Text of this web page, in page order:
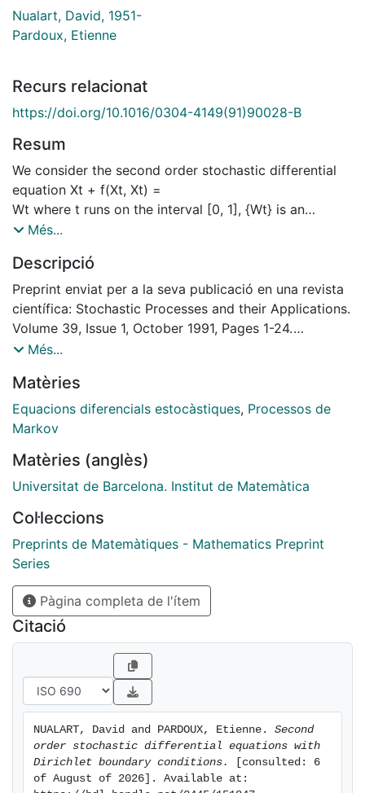
Nualart, David, 1951-
Pardoux, Etienne
Recurs relacionat
https://doi.org/10.1016/0304-4149(91)90028-B
Resum
We consider the second order stochastic differential
equation Xt + f(Xt, Xt) =
Wt where t runs on the interval [0, 1], {Wt} is an
ordinary Brownian motion and we impose
b. We show pathwise existence
and uniqueness of a solution assuming sorne
smoothness and monotonicity conditions on
f, and we study the Markov property of the solution
using an extended version of the
Més...
Descripció
Preprint enviat per a la seva publicació en una revista
científica: Stochastic Processes and their Applications.
Volume 39, Issue 1, October 1991, Pages 1-24.
[https://doi.org/10.1016/0304-4149(91)90028-B]
Més...
Matèries
Equacions diferencials estocàstiques, Processos de
Markov
Matèries (anglès)
Universitat de Barcelona. Institut de Matemàtica
Col·leccions
Preprints de Matemàtiques - Mathematics Preprint
Series
Pàgina completa de l'ítem
Citació
NUALART, David and PARDOUX, Etienne. Second
order stochastic differential equations with
Dirichlet boundary conditions.
[consulted: 6
of August of 2026]. Available at: